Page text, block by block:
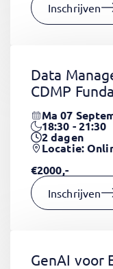
Inschrijven
Data
CDMP
Ma 07
18:30 - 21:30
2dagen
Locatie:
€2000,-
Inschrijven
GenAI voor